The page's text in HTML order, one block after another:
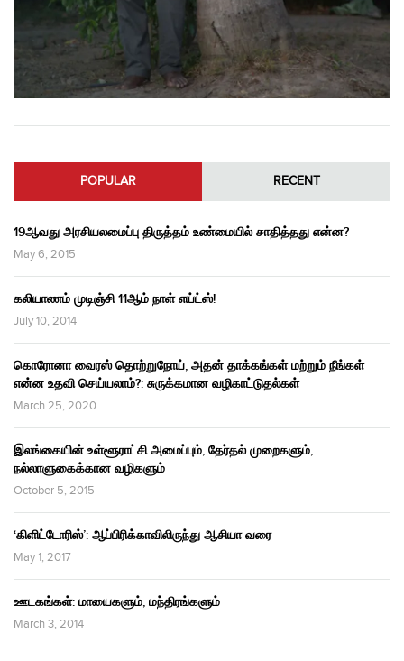
POPULAR RECENT
19ஆவது அரசியலமைப்பு திருத்தம் உண்மையில் சாதித்தது என்ன?
May 6, 2015
கலியாணம் முடிஞ்சி 11ஆம் நாள் எய்ட்ஸ்!
July 10, 2014
கொரோனா வைரஸ் தொற்றுநோய், அதன் தாக்கங்கள் மற்றும் நீங்கள்
என்ன உதவி செய்யலாம்?: சுருக்கமான வழிகாட்டுதல்கள்
March 25, 2020
இலங்கையின் உள்ளூராட்சி அமைப்பும், தேர்தல் முறைகளும்,
நல்லாளுகைக்கான வழிகளும்
October 5, 2015
‘கிளிட்டோரிஸ்’: ஆப்பிரிக்காவிலிருந்து ஆசியா வரை
May 1, 2017
ஊடகங்கள்: மாயைகளும், மந்திரங்களும்
March 3, 2014